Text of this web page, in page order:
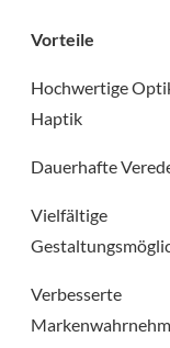
Vorteile
Hochwertige
Haptik
Dauerhafte
Vielfältige
Verbesserte